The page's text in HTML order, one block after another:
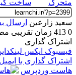
متحرک
ساخت
سعید زارعین ارسال
0
زمان تقریبی مطالعه
اشتراک گذاری
فیسبوک ایکس
اشتراک گذاری با ایمیل
هاست وردپرس